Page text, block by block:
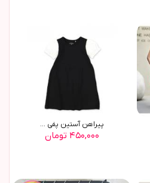
پيراهن آستين پفي ...
۴۵۰,۰۰۰ تومان